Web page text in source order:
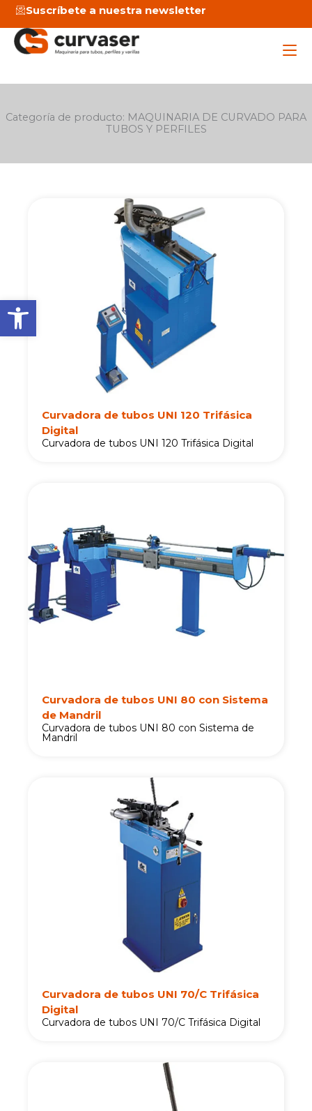
Abrir barra de
contenido
Suscríbete a nuestra newsletter
Categoría de producto: MAQUINARIA DE CURVADO PARA
TUBOS Y PERFILES
Curvadora de tubos UNI 120 Trifásica
Digital
Curvadora de tubos UNI 120 Trifásica Digital
Curvadora de tubos UNI 80 con Sistema
de Mandril
Curvadora de tubos UNI 80 con Sistema de
Mandril
Curvadora de tubos UNI 70/C Trifásica
Digital
Curvadora de tubos UNI 70/C Trifásica Digital
PagePage